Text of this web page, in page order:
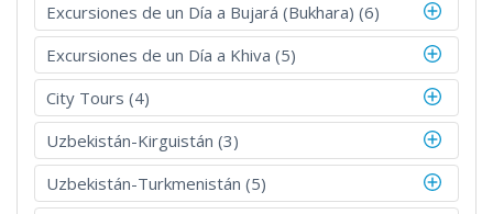
Excursiones de un Día a Bujará (Bukhara) (6)
Excursiones de un Día a Khiva (5)
City Tours (4)
Uzbekistán-Kirguistán (3)
Uzbekistán-Turkmenistán (5)